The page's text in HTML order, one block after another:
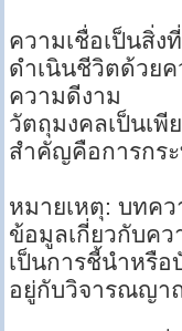
ความเชื่อเป็นสิ่
ดำเนินชีวิตด้วย
ความดีงาม
วัตถุมงคลเป็นเพี
สำคัญคือการกระ
หมายเหตุ: บทคว
ข้อมูลเกี่ยวกับคว
เป็นการชี้นำหรื
อยู่กับวิจารณญา